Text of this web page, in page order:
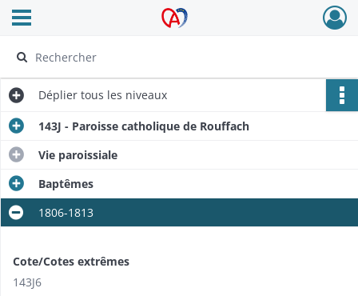
Archives Alsace - Colmar
Ouvrir le menu déroulant
Déplier tous les niveaux
143J - Paroisse catholique de Rouffach
Vie paroissiale
Baptêmes
1806-1813
Cote/Cotes extrêmes
143J6